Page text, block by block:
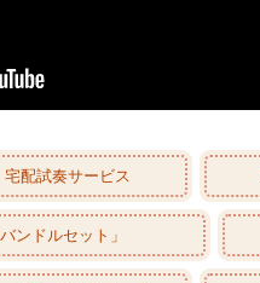
宅配試奏サービス
ンドルセット」